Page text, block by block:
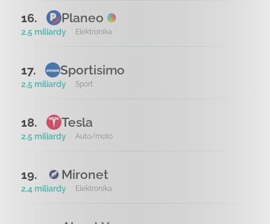
16. Planeo
2,5 miliardy Elektronika
17. Sportisimo
2,5 miliardy Sport
18. Tesla
2,5 miliardy Auto/moto
19. Mironet
2,4 miliardy Elektronika